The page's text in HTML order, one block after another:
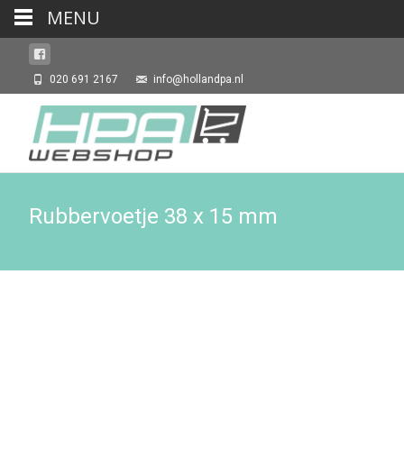
020 691 2167 info@hollandpa.nl
Rubbervoetje 38 x 15 mm
MENU